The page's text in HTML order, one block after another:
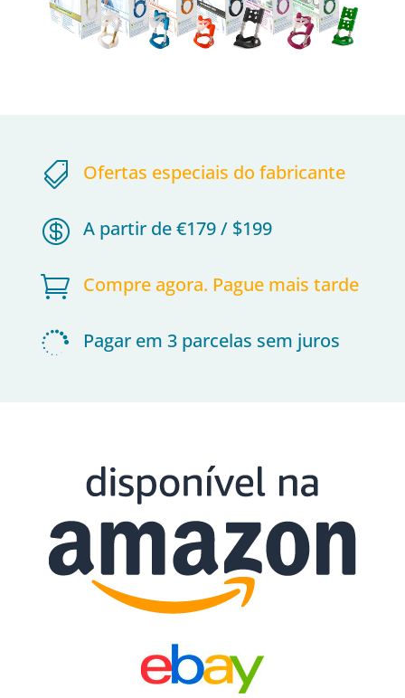
 Ofertas especiais do fabricante
 A partir de €179 / $199
 Compre agora. Pague mais tarde
 Pagar em 3 parcelas sem juros